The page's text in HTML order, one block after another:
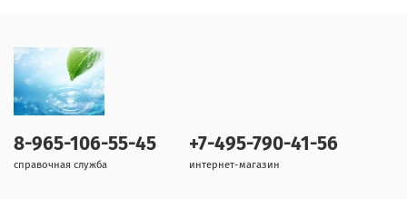
8-965-106-55-45
справочная служба
+7-495-790-41-56
интернет-магазин